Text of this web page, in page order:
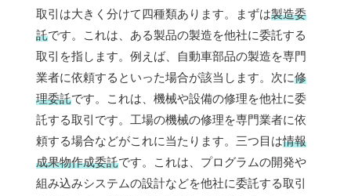
取引は大きく分けて四種類あります。まずは製造委
託です。これは、ある製品の製造を他社に委託する
取引を指します。例えば、自動車部品の製造を専門
業者に依頼するといった場合が該当します。次に修
理委託です。これは、機械や設備の修理を他社に委
託する取引です。工場の機械の修理を専門業者に依
頼する場合などがこれに当たります。三つ目は情報
成果物作成委託です。これは、プログラムの開発や
組み込みシステムの設計などを他社に委託する取引